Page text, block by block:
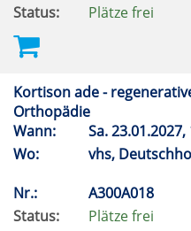
Status:
Plätze frei
Kortison ade -
Orthopädie
Wann:
Sa.
Wo:
vhs,
Nr.:
A300A018
Status:
Plätze frei